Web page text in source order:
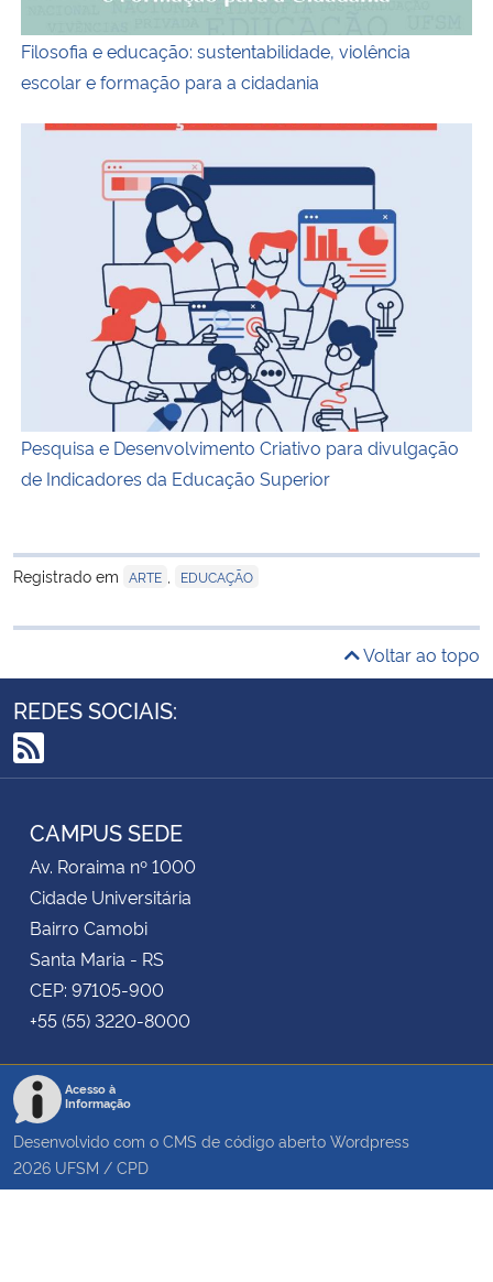
Filosofia e educação: sustentabilidade, violência
escolar e formação para a cidadania
Capa do livro Pesquisa e Desenvolvimento Criativo
Pesquisa e Desenvolvimento Criativo para divulgação
de Indicadores da Educação Superior
Registrado em ARTE EDUCAÇÃO
Voltar ao topo
REDES SOCIAIS:
RSS
CAMPUS SEDE
Av. Roraima nº 1000
Cidade Universitária
Bairro Camobi
Santa Maria - RS
CEP: 97105-900
+55 (55) 3220-8000
Acesso à
Informação
Desenvolvido com o CMS de código aberto Wordpress
2026 UFSM / CPD